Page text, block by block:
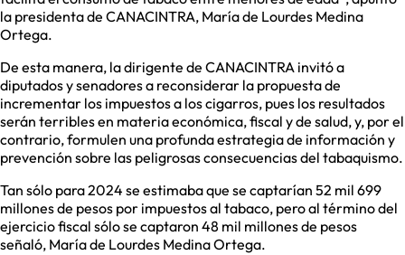
la presidenta de CANACINTRA, María de Lourdes Medina
Ortega.
De esta manera, la dirigente de CANACINTRA invitó a
diputados y senadores a reconsiderar la propuesta de
incrementar los impuestos a los cigarros, pues los resultados
serán terribles en materia económica, fiscal y de salud, y, por el
contrario, formulen una profunda estrategia de información y
prevención sobre las peligrosas consecuencias del tabaquismo.
Tan sólo para 2024 se estimaba que se captarían 52 mil 699
millones de pesos por impuestos al tabaco, pero al término del
ejercicio fiscal sólo se captaron 48 mil millones de pesos
señaló, María de Lourdes Medina Ortega.